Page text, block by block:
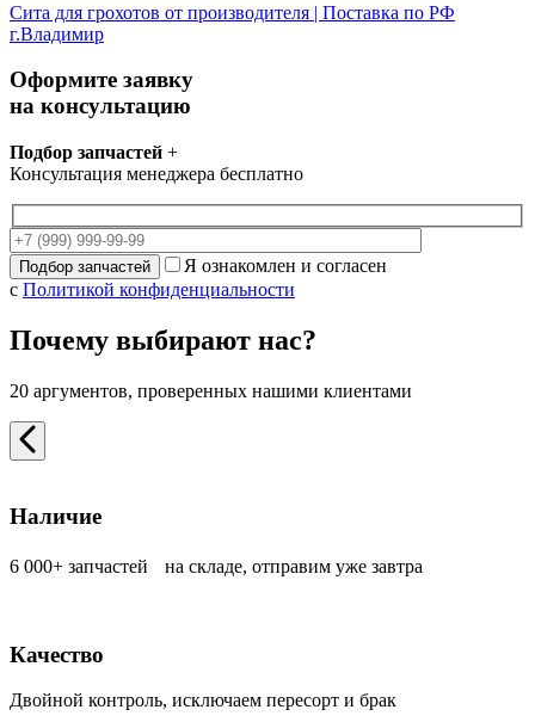
Сита для грохотов от производителя | Поставка по РФ
г.Владимир
Оформите заявку
на консультацию
Подбор запчастей +
Консультация менеджера бесплатно
Я ознакомлен и согласен
с Политикой конфиденциальности
Почему выбирают нас?
20 аргументов, проверенных нашими клиентами
Наличие
6 000+ запчастей на складе, отправим уже завтра
Качество
Двойной контроль, исключаем пересорт и брак